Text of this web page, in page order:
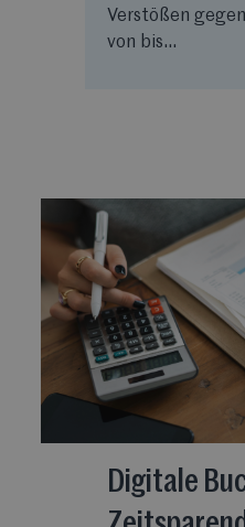
Verstößen
von bis...
Digitale